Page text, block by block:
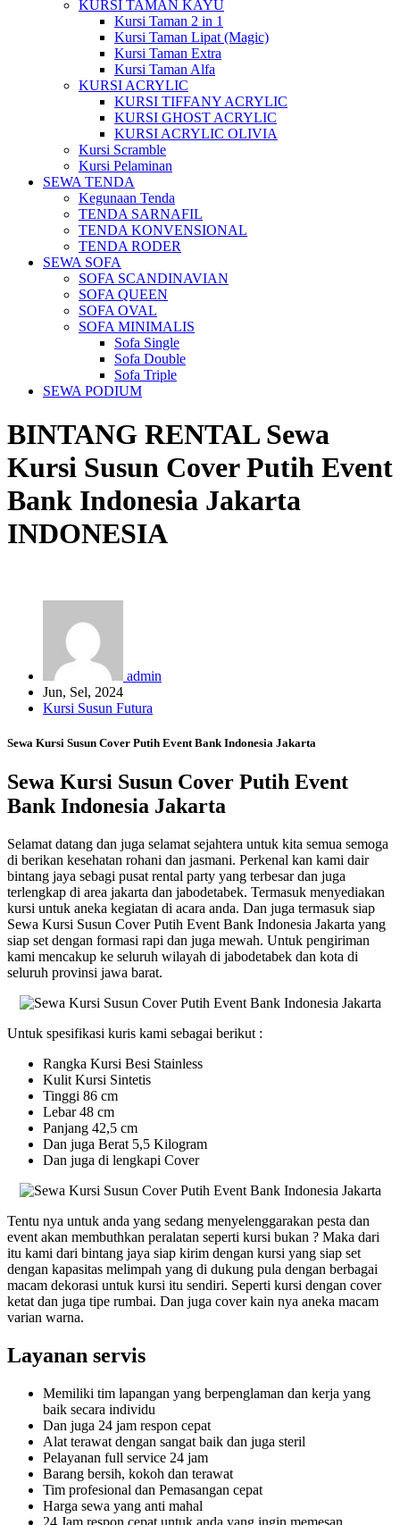
KURSI TAMAN KAYU
Kursi Taman 2 in 1
Kursi Taman Lipat (Magic)
Kursi Taman Extra
Kursi Taman Alfa
KURSI ACRYLIC
KURSI TIFFANY ACRYLIC
KURSI GHOST ACRYLIC
KURSI ACRYLIC OLIVIA
Kursi Scramble
Kursi Pelaminan
SEWA TENDA
Kegunaan Tenda
TENDA SARNAFIL
TENDA KONVENSIONAL
TENDA RODER
SEWA SOFA
SOFA SCANDINAVIAN
SOFA QUEEN
SOFA OVAL
SOFA MINIMALIS
Sofa Single
Sofa Double
Sofa Triple
SEWA PODIUM
BINTANG RENTAL Sewa
Kursi Susun Cover Putih Event
Bank Indonesia Jakarta
INDONESIA
admin
Jun, Sel, 2024
Kursi Susun Futura
Sewa Kursi Susun Cover Putih Event Bank Indonesia Jakarta
Sewa Kursi Susun Cover Putih Event
Bank Indonesia Jakarta
Selamat datang dan juga selamat sejahtera untuk kita semua semoga
di berikan kesehatan rohani dan jasmani. Perkenal kan kami dair
bintang jaya sebagi pusat rental party yang terbesar dan juga
terlengkap di area jakarta dan jabodetabek. Termasuk menyediakan
kursi untuk aneka kegiatan di acara anda. Dan juga termasuk siap
Sewa Kursi Susun Cover Putih Event Bank Indonesia Jakarta yang
siap set dengan formasi rapi dan juga mewah. Untuk pengiriman
kami mencakup ke seluruh wilayah di jabodetabek dan kota di
seluruh provinsi jawa barat.
Untuk spesifikasi kuris kami sebagai berikut :
Rangka Kursi Besi Stainless
Kulit Kursi Sintetis
Tinggi 86 cm
Lebar 48 cm
Panjang 42,5 cm
Dan juga Berat 5,5 Kilogram
Dan juga di lengkapi Cover
Tentu nya untuk anda yang sedang menyelenggarakan pesta dan
event akan membuthkan peralatan seperti kursi bukan ? Maka dari
itu kami dari bintang jaya siap kirim dengan kursi yang siap set
dengan kapasitas melimpah yang di dukung pula dengan berbagai
macam dekorasi untuk kursi itu sendiri. Seperti kursi dengan cover
ketat dan juga tipe rumbai. Dan juga cover kain nya aneka macam
varian warna.
Layanan servis
Memiliki tim lapangan yang berpenglaman dan kerja yang
baik secara individu
Dan juga 24 jam respon cepat
Alat terawat dengan sangat baik dan juga steril
Pelayanan full service 24 jam
Barang bersih, kokoh dan terawat
Tim profesional dan Pemasangan cepat
Harga sewa yang anti mahal
24 Jam respon cepat untuk anda yang ingin memesan